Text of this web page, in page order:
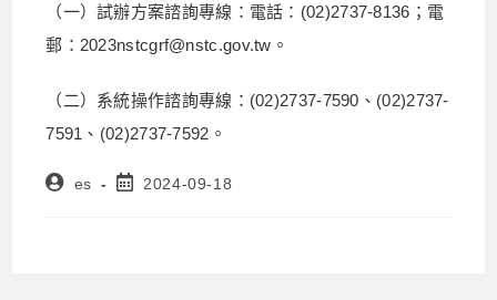
（一）試辦方案諮詢專線：電話：(02)2737-8136；電
郵：2023nstcgrf@nstc.gov.tw。
（二）系統操作諮詢專線：(02)2737-7590、(02)2737-
7591、(02)2737-7592。
es 2024-09-18